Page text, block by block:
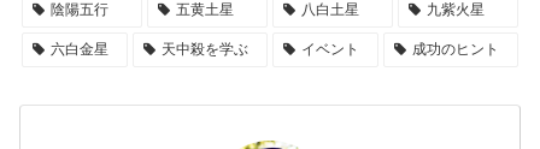
陰陽五行 五黄土星 八白土星 九紫火星
六白金星 天中殺を学ぶ イベント 成功のヒント